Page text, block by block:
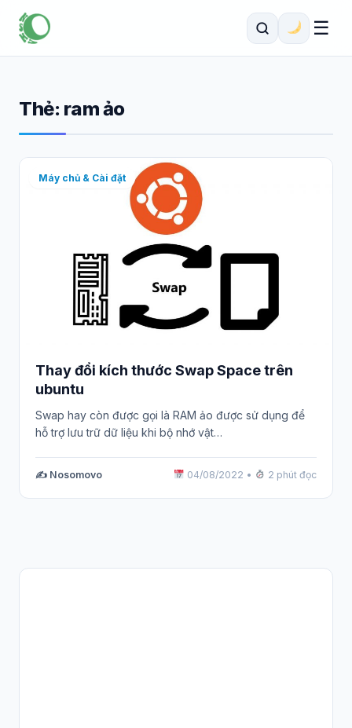
☰
Thẻ: ram ảo
Máy chủ & Cài đặt
Thay đổi kích thước Swap Space trên
ubuntu
Swap hay còn được gọi là RAM ảo được sử dụng để
hỗ trợ lưu trữ dữ liệu khi bộ nhớ vật…
✍️ Nosomovo 04/08/2022 • 2 phút đọc